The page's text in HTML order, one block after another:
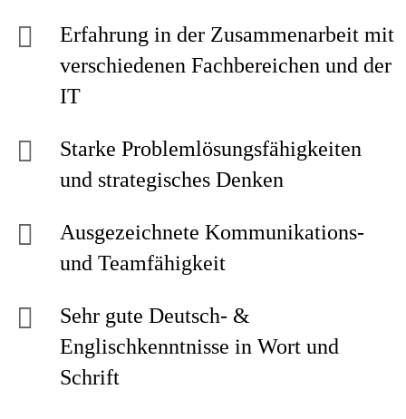
Erfahrung in der Zusammenarbeit mit
verschiedenen Fachbereichen und der
IT
Starke Problemlösungsfähigkeiten
und strategisches Denken
Ausgezeichnete Kommunikations-
und Teamfähigkeit
Sehr gute Deutsch- &
Englischkenntnisse in Wort und
Schrift